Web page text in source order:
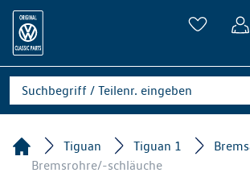
Tiguan Tiguan 1
Bremsrohre/-schläuche